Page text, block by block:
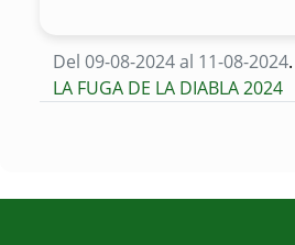
Del 09-08-2024 al 11-08-2024.
LA FUGA DE LA DIABLA 2024